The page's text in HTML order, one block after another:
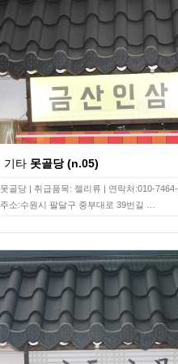
기타 못골당 (n.05)
못골당 | 취급품목: 젤리류 | 연락처:010-
주소:수원시 팔달구 중부대로 39번길 …